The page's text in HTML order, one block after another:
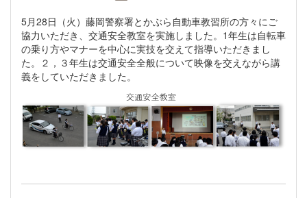
5月28日（火）藤岡警察署とかぶら自動車教習所の方々にご
協力いただき、交通安全教室を実施しました。 1年生は自転車
の乗り方やマナーを中心に実技を交えて指導いただきまし
た。２，３年生は交通安全全般について映像を交えながら講
義をしていただきました。